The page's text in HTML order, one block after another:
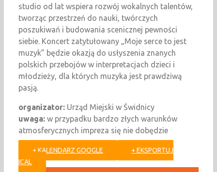
studio od lat wspiera rozwój wokalnych talentów,
tworząc przestrzeń do nauki, twórczych
poszukiwań i budowania scenicznej pewności
siebie. Koncert zatytułowany „Moje serce to jest
muzyk” będzie okazją do usłyszenia znanych
polskich przebojów w interpretacjach dzieci i
młodzieży, dla których muzyka jest prawdziwą
pasją.
organizator: Urząd Miejski w Świdnicy
uwaga: w przypadku bardzo złych warunków
atmosferycznych impreza się nie dobędzie
+ KALENDARZ GOOGLE
+ EKSPORTUJ
ICAL